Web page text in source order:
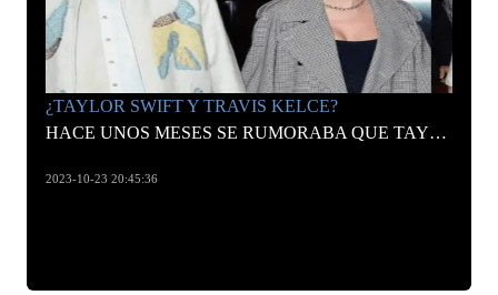
¿TAYLOR SWIFT Y TRAVIS KELCE?
HACE UNOS MESES SE RUMORABA QUE TAYLOR SWIFT TENÍA NUEVO NOVIO, Y FINALMENTE SE HA CONFIRMADO QUE HAY UN ROMANCE COCINÁNDOSE POR AHÍ
2023-10-23 20:45:36